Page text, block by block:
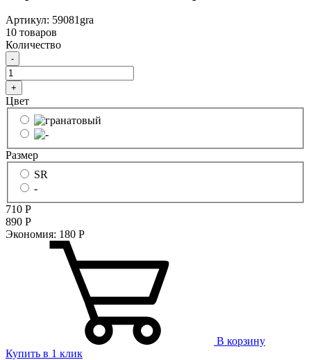
Артикул: 59081gra
10 товаров
Количество
-
+
Цвет
Размер
SR
-
710 Р
890 Р
Экономия: 180 Р
В корзину
Купить в 1 клик